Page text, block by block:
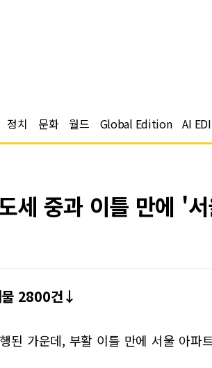
정치 문화 월드 Global Edition AI
세 중과 이틀 만에 '
물 2800건↓
된 가운데, 부활 이틀 만에 서울 아파